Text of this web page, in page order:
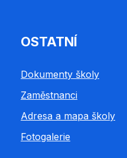
OSTATNÍ
Dokumenty školy
Zaměstnanci
Adresa a mapa školy
Fotogalerie